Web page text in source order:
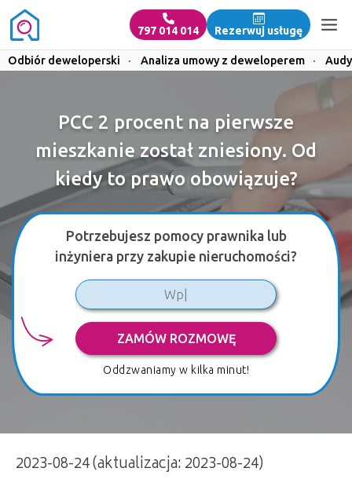
797 014 014 Rezerwuj usługę
Odbiór deweloperski · Analiza umowy z deweloperem ·
PCC 2 procent na pierwsze
mieszkanie został zniesiony. Od
kiedy to prawo obowiązuje?
Potrzebujesz pomocy prawnika lub
inżyniera przy zakupie nieruchomości?
ZAMÓW ROZMOWĘ
Oddzwaniamy w kilka minut!
2023-08-24 (aktualizacja: 2023-08-24)
PCC 2 procent na pierwsze mieszkanie